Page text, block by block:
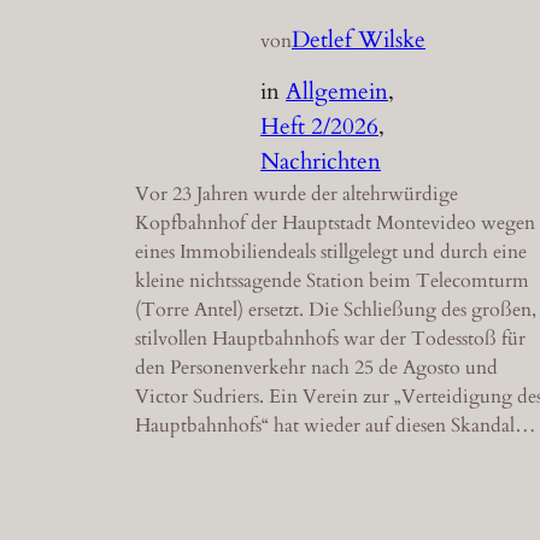
vonDetlef Wilske
inAllgemein
Heft 2/2026
Nachrichten
Vor 23 Jahren wurde der altehrwürdige
Kopfbahnhof der Hauptstadt Montevideo wegen
eines Immobiliendeals stillgelegt und durch eine
kleine nichtssagende Station beim Telecomturm
(Torre Antel) ersetzt. Die Schließung des großen,
stilvollen Hauptbahnhofs war der Todesstoß für
den Personenverkehr nach 25 de Agosto und
Victor Sudriers. Ein Verein zur „Verteidigung
Hauptbahnhofs“ hat wieder auf diesen Skandal…